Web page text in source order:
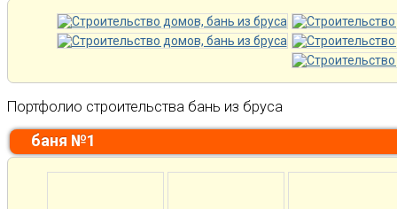
Портфолио строительства бань из бруса
баня №1